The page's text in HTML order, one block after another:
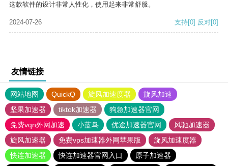
这款软件的设计非常人性化，使用起来非常舒服。
2024-07-26 支持[0] 反对[0]
友情链接
网站地图 QuickQ 旋风加速度器
旋风加速
坚果加速器
tiktok加速器
狗急加速器官网
免费vqn外网加速
小蓝鸟 优途加速器官网
风驰加速器
旋风加速器
免费vps加速器外网苹果版
旋风加速度器
快连加速器
快连加速器官网入口
原子加速器